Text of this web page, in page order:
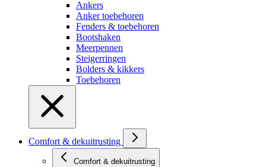
Ankers
Anker toebehoren
Fenders & toebehoren
Bootshaken
Meerpennen
Steigerringen
Bolders & kikkers
Toebehoren
Comfort & dekuitrusting
Comfort & dekuitrusting